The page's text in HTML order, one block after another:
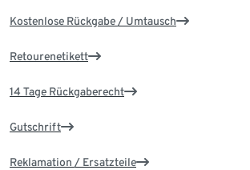
Kostenlose Rückgabe / Umtausch
Retourenetikett
14 Tage Rückgaberecht
Gutschrift
Reklamation / Ersatzteile